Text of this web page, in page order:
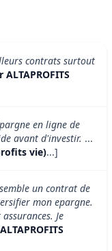
contrats surtout
en ligne de
avant d'investir. ...
vie)...]
un contrat de
mon epargne.
Je